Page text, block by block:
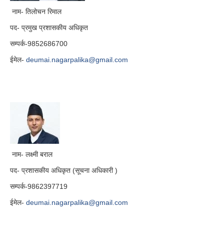
नाम- तिलोचन रिमाल
पद- प्रमुख प्रशासकीय अधिकृत
सम्पर्क-9852686700
ईमेल- deumai.nagarpalika@gmail.com
नाम- लक्ष्मी बराल
पद- प्रशासकीय अधिकृत (सूचना अधिकारी )
सम्पर्क-9862397719
ईमेल- deumai.nagarpalika@gmail.com